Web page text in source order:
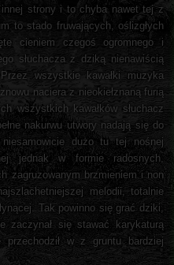
strony i to chyba nawet tej z
to stado fruwających, oślizgłych
cieniem czegoś ogromnego i
słuchacza z dziką nienawiścią
wszystkie kawałki muzyka
naciera z nieokiełznaną furią
wszystkich kawałków słuchacz
nakurwu utwory nadają się do
dużo tu tej nośnej
jednak w formie radosnych,
zagruzowanym brzmieniem i non
melodii, totalnie
Tak powinno się grać dziki,
zaczynał się stawać karykaturą
w z gruntu bardziej